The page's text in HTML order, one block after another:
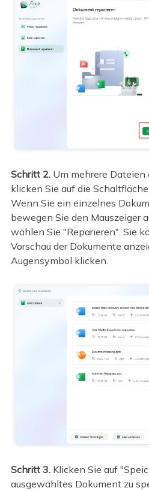
Schritt 2. Um mehrere Dateien
klicken Sie auf die
Wenn Sie ein einzelnes
bewegen Sie den Mauszeiger
wählen Sie "Reparieren". Sie
Vorschau der Dokumente
Augensymbol klicken.
Schritt 3.Klicken Sie auf
ausgewähltes Dokument zu